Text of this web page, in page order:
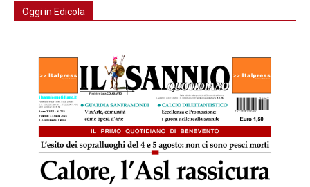
Oggi in Edicola